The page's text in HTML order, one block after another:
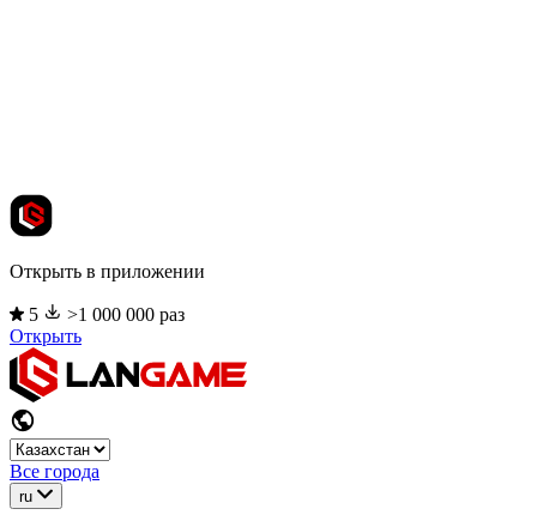
Открыть в приложении
5
>1 000 000 раз
Открыть
Все города
ru